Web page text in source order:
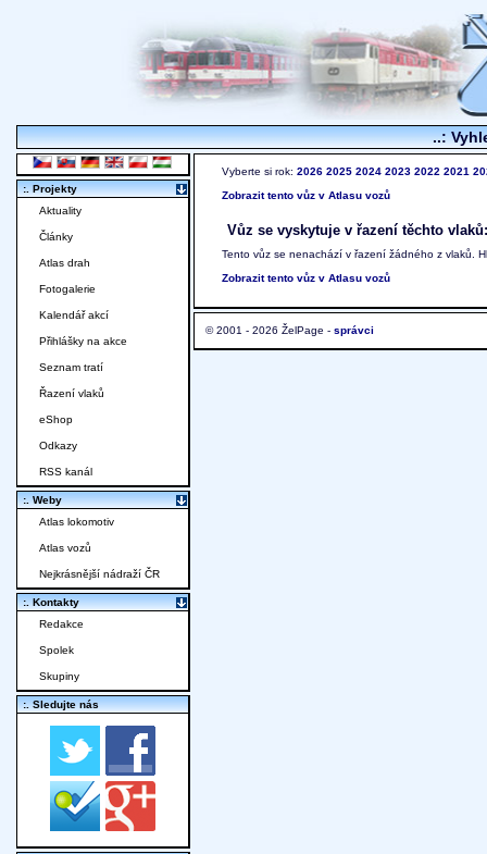
..:
Vyberte si rok: 2026 2025 2024 2023 2022 2021
Zobrazit tento vůz v Atlasu vozů
Vůz se vyskytuje v řazení těchto vlaků:
Tento vůz se nenachází v řazení žádného z vlaků.
Zobrazit tento vůz v Atlasu vozů
© 2001 - 2026 ŽelPage - správci
:. Projekty
Aktuality
Články
Atlas drah
Fotogalerie
Kalendář akcí
Přihlášky na akce
Seznam tratí
Řazení vlaků
eShop
Odkazy
RSS kanál
:. Weby
Atlas lokomotiv
Atlas vozů
Nejkrásnější nádraží ČR
:. Kontakty
Redakce
Spolek
Skupiny
:. Sledujte nás